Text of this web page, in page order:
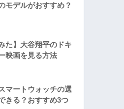
モデルがおすすめ？
た】大谷翔平のドキ
映画を見る方法
マートウォッチの選
きる？おすすめ3つ